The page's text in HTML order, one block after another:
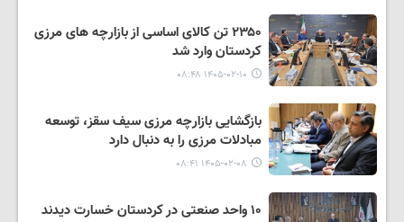
۲۳۵۰ تن کالای اساسی از بازارچه های مرزی
کردستان وارد شد
۱۴۰۵-۰۲-۱۰ ۰۸:۴۸
بازگشایی بازارچه مرزی سیف سقز، توسعه
مبادلات مرزی را به دنبال دارد
۱۴۰۵-۰۲-۰۸ ۰۸:۴۱
۱۰ واحد صنعتی در کردستان خسارت دیدند